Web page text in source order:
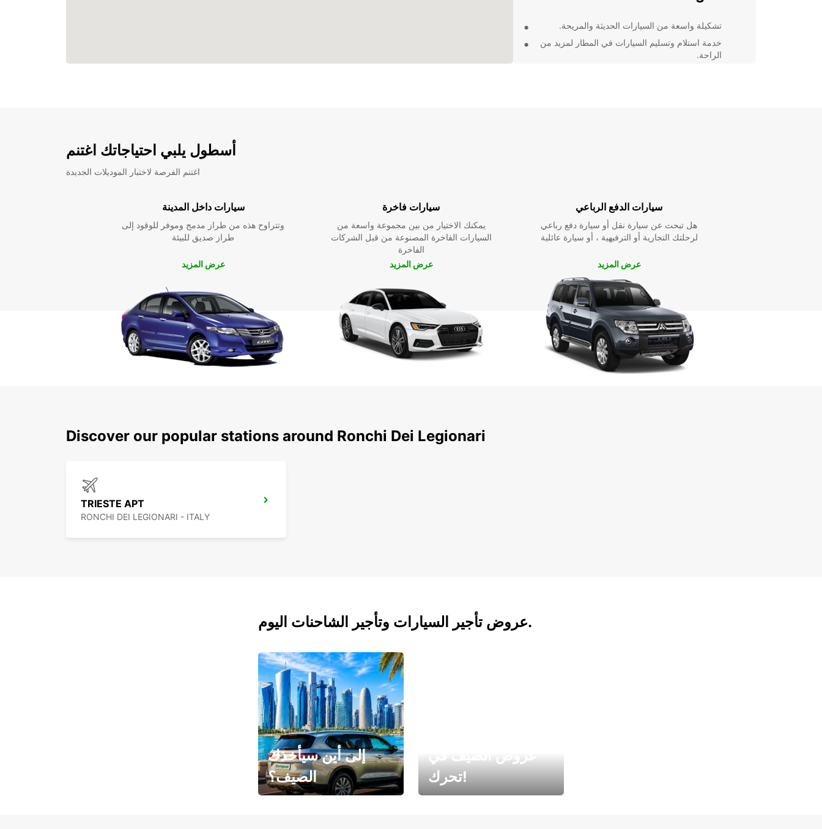
تشكيلة واسعة من السيارات الحديثة والمريحة.
خدمة استلام وتسليم السيارات في المطار لمزيد من
الراحة.
استكشاف المدينة وجمالها بكل راحة. تذوق الأطعمة الشهية،
زور المعالم السياحية، واكتشف جمال الطبيعة الخلابة في
ممتازة في Ronchi dei Legionari. احجز اليوم واستمتع برحلة
لا تُنسى في هذه المدينة الساحلية الجميلة في إيطاليا.
أسطول يلبي احتياجاتك اغتنم
اغتنم الفرصة لاختبار الموديلات الجديدة
سيارات داخل المدينة
وتتراوح هذه من طراز مدمج وموفر للوقود إلى
طراز صديق للبيئة
عرض المزيد
سيارات فاخرة
يمكنك الاختيار من بين مجموعة واسعة من
السيارات الفاخرة المصنوعة من قبل الشركات
الفاخرة
عرض المزيد
سيارات الدفع الرباعي
هل تبحث عن سيارة نقل أو سيارة دفع رباعي
لرحلتك التجارية أو الترفيهية ، أو سيارة عائلية
عرض المزيد
Discover our popular stations around Ronchi Dei Legionari
TRIESTE APT
RONCHI DEI LEGIONARI - ITALY
عروض تأجير السيارات وتأجير الشاحنات اليوم.
إلى أين سيأخذك
الصيف؟
تحرك!